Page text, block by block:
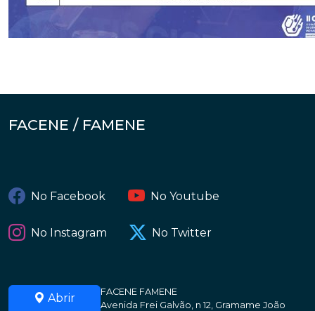
FACENE / FAMENE
No Facebook No Youtube
No Instagram No Twitter
Abrir
FACENE FAMENE
Avenida Frei Galvão, n 12, Gramame João